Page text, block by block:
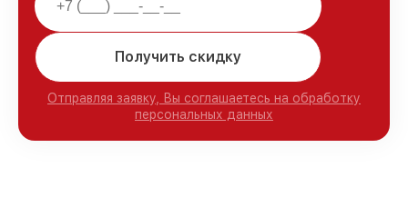
Получить скидку
Отправляя заявку, Вы соглашаетесь на обработку
персональных данных